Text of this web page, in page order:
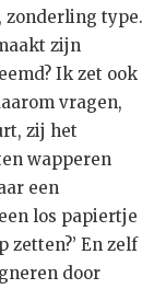
zonderling type.
zijn
Ik zet ook
vragen,
zij het
wapperen
een
los papiertje
zetten?’ En zelf
door